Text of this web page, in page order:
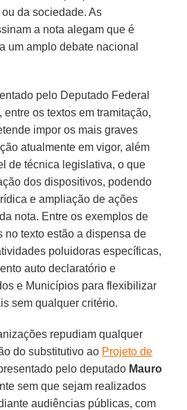
da sociedade. As
a nota alegam que é
um amplo debate nacional
pelo Deputado Federal
entre os textos em tramitação,
impor os mais graves
atualmente em vigor, além
de técnica legislativa, o que
dos dispositivos, podendo
e ampliação de ações
nota. Entre os exemplos de
no texto estão a dispensa de
poluidoras específicas,
auto declaratório e
e Municípios para flexibilizar
sem qualquer critério.
repudiam qualquer
do substitutivo ao Projeto de
pelo deputado Mauro
sem que sejam realizados
audiências públicas, com